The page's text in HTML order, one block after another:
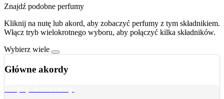
Znajdź podobne perfumy
Kliknij na nutę lub akord, aby zobaczyć perfumy z tym składnikiem.
Włącz tryb wielokrotnego wyboru, aby połączyć kilka składników.
Wybierz wiele
Główne akordy